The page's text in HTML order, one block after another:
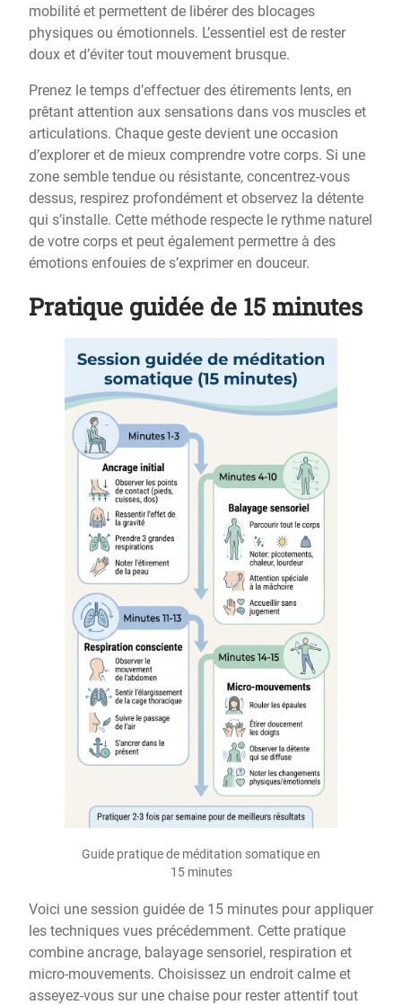
mobilité et permettent de libérer des blocages
physiques ou émotionnels. L’essentiel est de rester
doux et d’éviter tout mouvement brusque.
Prenez le temps d’effectuer des étirements lents, en
prêtant attention aux sensations dans vos muscles et
articulations. Chaque geste devient une occasion
d’explorer et de mieux comprendre votre corps. Si une
zone semble tendue ou résistante, concentrez-vous
dessus, respirez profondément et observez la détente
qui s’installe. Cette méthode respecte le rythme naturel
de votre corps et peut également permettre à des
émotions enfouies de s’exprimer en douceur.
Pratique guidée de 15 minutes
Guide pratique de méditation somatique en
15 minutes
Voici une session guidée de 15 minutes pour appliquer
les techniques vues précédemment. Cette pratique
combine ancrage, balayage sensoriel, respiration et
micro-mouvements. Choisissez un endroit calme et
asseyez-vous sur une chaise pour rester attentif tout